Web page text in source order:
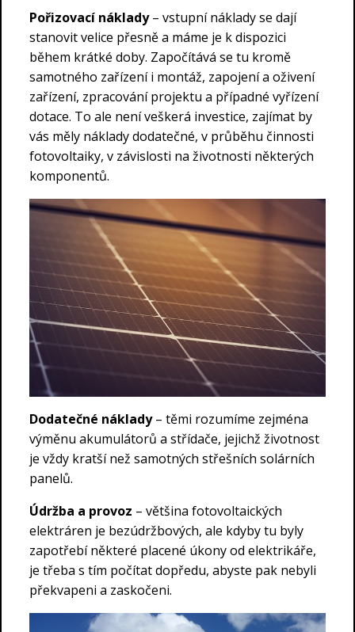
Pořizovací náklady– vstupní náklady se dají
stanovit velice přesně a máme je k dispozici
během krátké doby. Započítává se tu kromě
samotného zařízení i montáž, zapojení a oživení
zařízení, zpracování projektu a případné vyřízení
dotace. To ale není veškerá investice, zajímat by
vás měly náklady dodatečné, v průběhu činnosti
fotovoltaiky, v závislosti na životnosti některých
komponentů.
Dodatečné náklady– těmi rozumíme zejména
výměnu akumulátorů a střídače, jejichž životnost
je vždy kratší než samotných střešních solárních
panelů.
Údržba a provoz – většina fotovoltaických
elektráren je bezúdržbových, ale kdyby tu byly
zapotřebí některé placené úkony od elektrikáře,
je třeba s tím počítat dopředu, abyste pak nebyli
překvapeni a zaskočeni.